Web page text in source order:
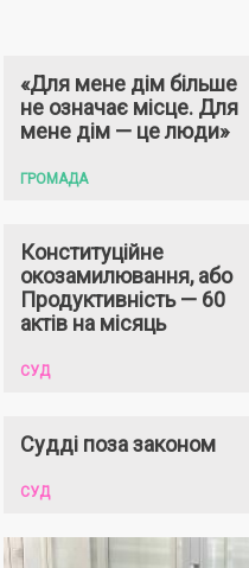
«Для мене дім більше
не означає місце. Для
мене дім — це люди»
ГРОМАДА
Конституційне
окозамилювання, або
Продуктивність — 60
актів на місяць
СУД
Судді поза законом
СУД